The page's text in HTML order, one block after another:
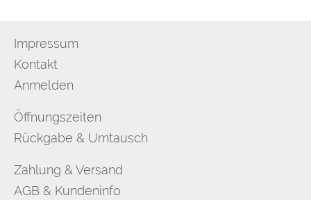
Impressum
Kontakt
Anmelden
Öffnungszeiten
Rückgabe & Umtausch
Zahlung & Versand
AGB & Kundeninfo